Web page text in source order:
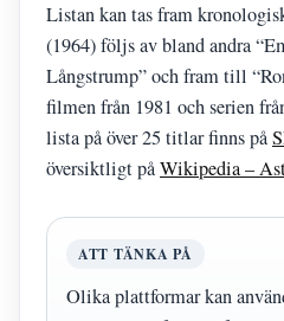
Listan kan tas fram
(1964) följs av bland andra
Långstrump” och fram till
filmen från 1981 och serien
lista på över 25 titlar finns på
översiktligt påWikipedia –
ATT TÄNKA PÅ
Olika plattformar kan